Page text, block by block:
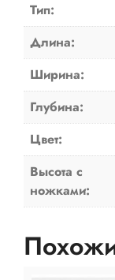
Тип:
Длина:
Ширина:
Глубина:
Цвет:
Высота с
ножками: